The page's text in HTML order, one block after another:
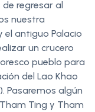
regresar al
nuestra
el antiguo Palacio
un crucero
pueblo para
del Lao Khao
Pasaremos algún
Ting y Tham